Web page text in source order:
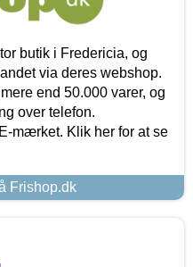
butik i Fredericia, og
via deres webshop.
end 50.000 varer, og
over telefon.
mærket. Klik her for at se
Frishop.dk